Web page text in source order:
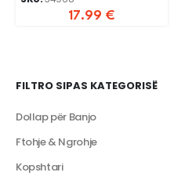
17.99 €
FILTRO SIPAS KATEGORISË
Dollap për Banjo
Ftohje & Ngrohje
Kopshtari